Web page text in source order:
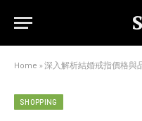
Home » 深入解析結婚戒指價格與
SHOPPING